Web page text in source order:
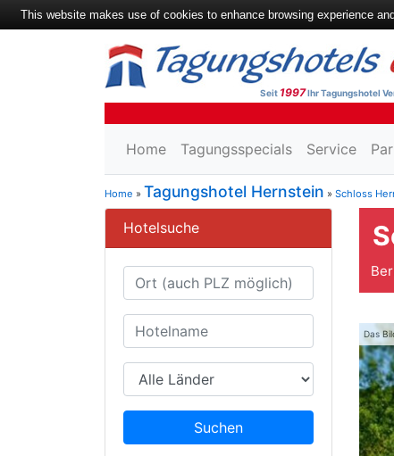
Seit 1997Ihr Tagungshotel
Home Tagungsspecials Service
Home » Tagungshotel Hernstein » Schloss
Hotelsuche
Suchen
Das
This website makes use of cookies to enhance browsing experience